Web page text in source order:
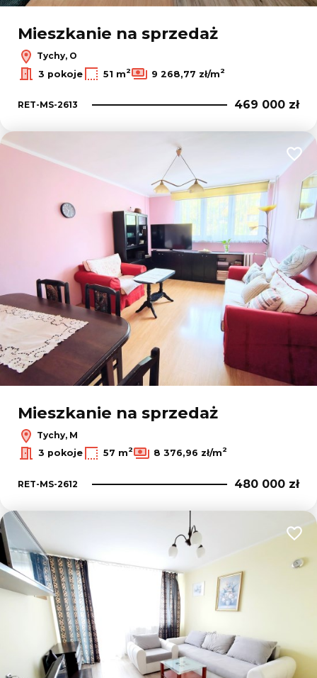
Mieszkanie na sprzedaż
Tychy, O
3 pokoje
51 m2 9 268,77 zł/m2
RET-MS-2613 469 000 zł
Mieszkanie na sprzedaż
Tychy, M
3 pokoje
57 m2 8 376,96 zł/m2
RET-MS-2612 480 000 zł